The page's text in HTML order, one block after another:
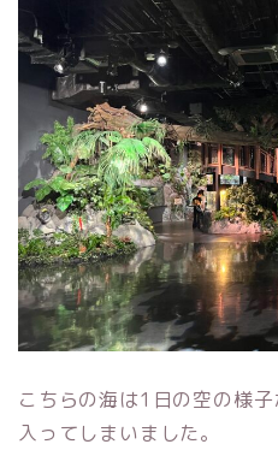
こちらの海は1日の空の様
入ってしまいました。